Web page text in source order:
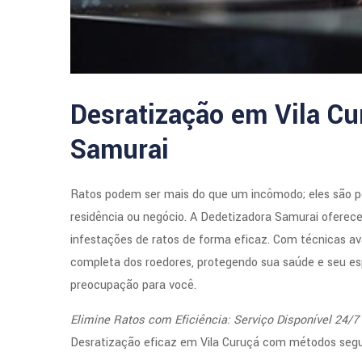
Desratização em Vila
Samurai
Ratos podem ser mais do que um incômodo; eles
residência ou negócio. A Dedetizadora Samurai
infestações de ratos de forma eficaz. Com técnicas
completa dos roedores, protegendo sua saúde e seu
preocupação para você.
Elimine Ratos com Eficiência: Serviço Disponível 24/7
Desratização eficaz em Vila Curuçá com métodos